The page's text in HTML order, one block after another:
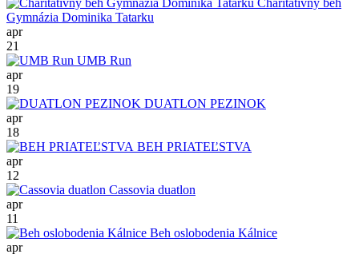
Charitatívny beh
Gymnázia Dominika Tatarku
apr
21
UMB Run
apr
19
DUATLON PEZINOK
apr
18
BEH PRIATEĽSTVA
apr
12
Cassovia duatlon
apr
11
Beh oslobodenia Kálnice
apr